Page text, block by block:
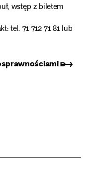
wstęp z biletem
tel. 71 712 71 81 lub
➸